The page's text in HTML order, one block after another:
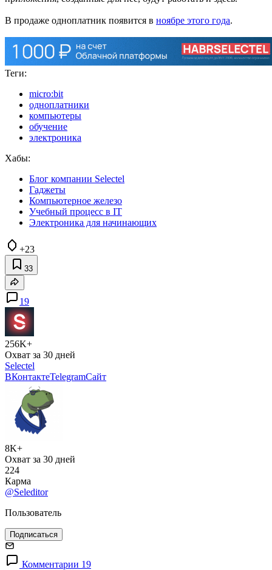
В продаже одноплатник появится в ноябре этого года.
Теги:
micro:bit
одноплатники
компьютеры
обучение
электроника
Хабы:
Блог компании Selectel
Гаджеты
Компьютерное железо
Учебный процесс в IT
Электроника для начинающих
+23
33
19
256K+
Охват за 30 дней
Selectel
ВКонтактеTelegramСайт
8K+
Охват за 30 дней
224
Карма
@Seleditor
Пользователь
Подписаться
Комментарии 19